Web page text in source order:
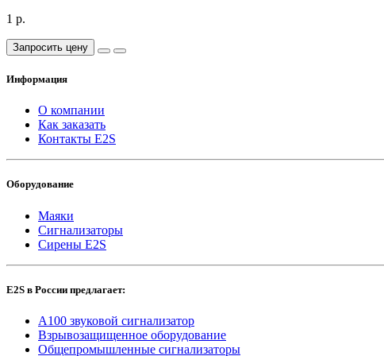
1 р.
Запросить цену
Информация
О компании
Как заказать
Контакты E2S
Оборудование
Маяки
Сигнализаторы
Сирены E2S
E2S в России предлагает:
A100 звуковой сигнализатор
Взрывозащищенное оборудование
Общепромышленные сигнализаторы